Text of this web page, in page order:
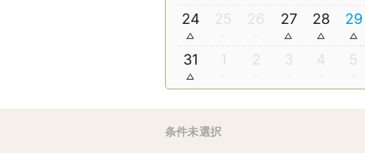
24 25 26 27 28 29
31 1 2 3 4 5
条件未選択